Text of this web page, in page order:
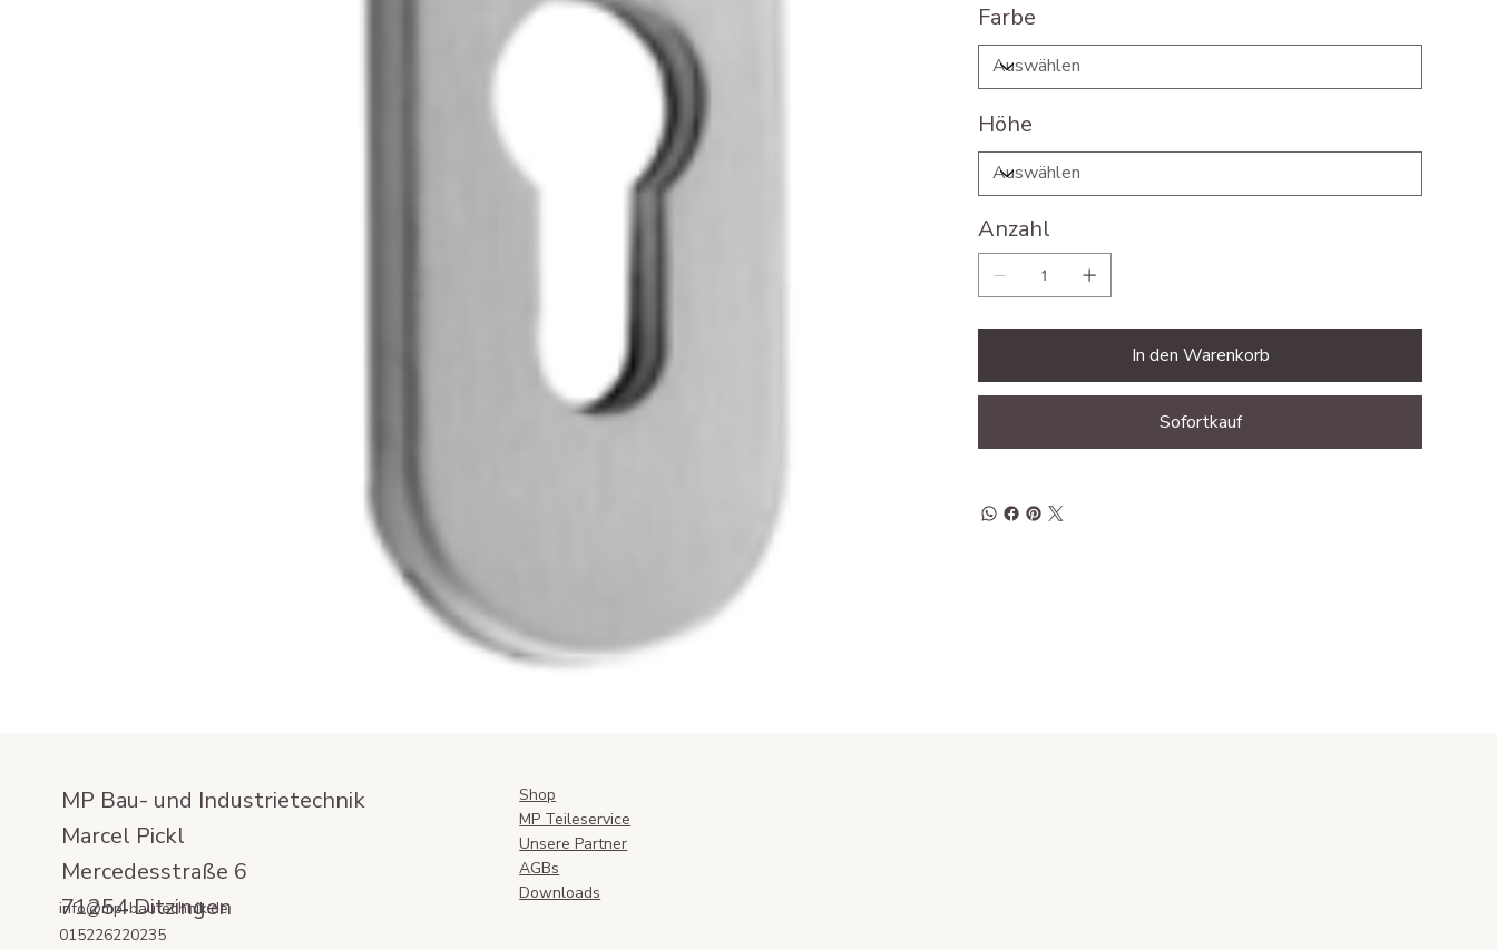
Farbe
Höhe
Anzahl
In den Warenkorb
Sofortkauf
MP Bau- und Industrietechnik
Marcel Pickl
Mercedesstraße 6
71254 Ditzingen
info@mp-bautechnik.de
015226220235
Shop
MP Teileservice
Unsere Partner
AGBs
Downloads